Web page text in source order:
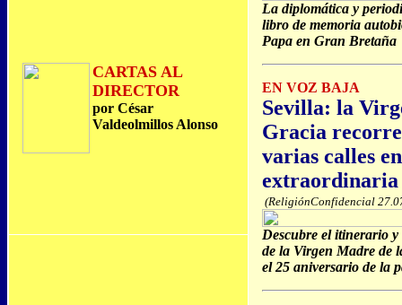
La diplomática y
libro de memoria
Papa en Gran Bretaña
EN VOZ BAJA
Sevilla: la
Gracia
varias calles
extraordinaria
(ReligiónConfidencial
Descubre el itinerario
de la Virgen Madre de
el 25 aniversario de la
CARTAS AL
DIRECTOR
por César
Valdeolmillos Alonso